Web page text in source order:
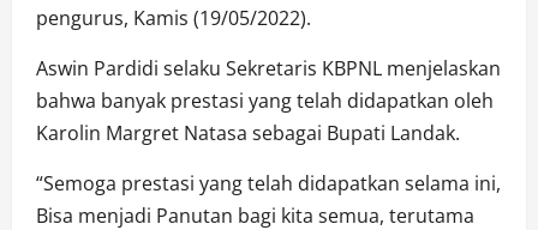
pengurus, Kamis (19/05/2022).
Aswin Pardidi selaku Sekretaris KBPNL menjelaskan
bahwa banyak prestasi yang telah didapatkan oleh
Karolin Margret Natasa sebagai Bupati Landak.
“Semoga prestasi yang telah didapatkan selama ini,
Bisa menjadi Panutan bagi kita semua, terutama